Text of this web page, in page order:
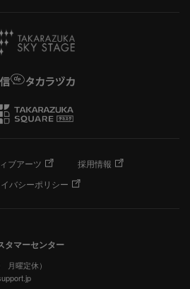
ブアーツ
採用情報
バシーポリシー
タマーセンター
月曜定休）